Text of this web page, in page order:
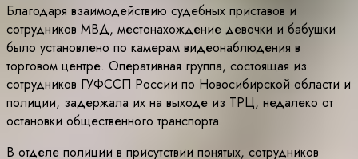
Благодаря взаимодействию судебных приставов и
сотрудников МВД, местонахождение девочки и бабушки
было установлено по камерам видеонаблюдения в
торговом центре. Оперативная группа, состоящая из
сотрудников ГУФССП России по Новосибирской области и
полиции, задержала их на выходе из ТРЦ, недалеко от
остановки общественного транспорта.
В отделе полиции в присутствии понятых, сотрудников